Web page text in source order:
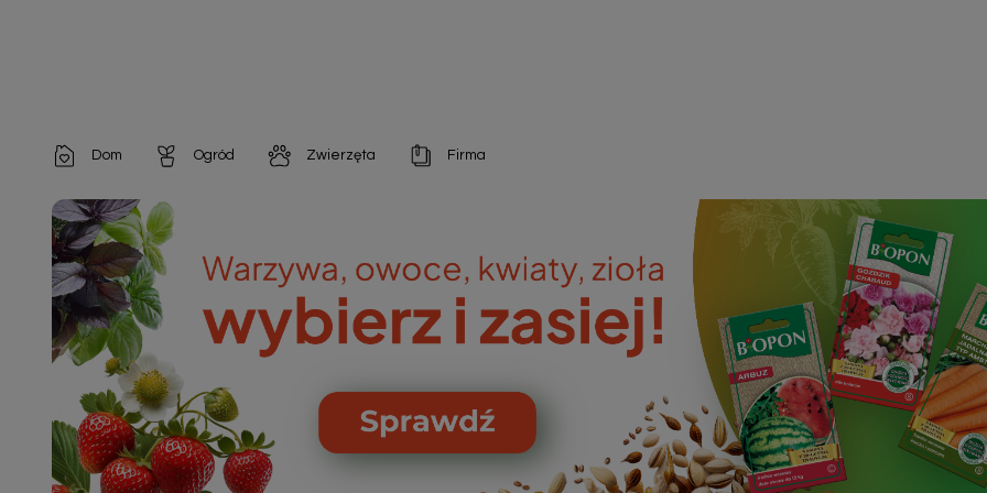
Dom
Artykuły dekoracyjne
Artykuły do pielęgnacji
Artykuły gospodarstwa domowego
Artykuły higieniczne
Artykuły jednorazowe
Artykuły opakowaniowe
Chemia gospodarcza
Ogród
Chemia do architektury ogrodowej
Chemia do oczek wodnych
Doniczki i pojemniki
Odstraszacze owadów
Odstraszacze zwierząt
Nawozy i preparaty
Narzędzia ogrodnicze
Nasiona
Zwierzęta
Karmy i Przekąski dla Kotów
Chusteczki nawilżane
Zobacz wszystkie
Firma
Artykuły opakowaniowe
